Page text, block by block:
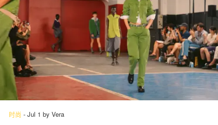
时尚 - Jul 1 by Vera